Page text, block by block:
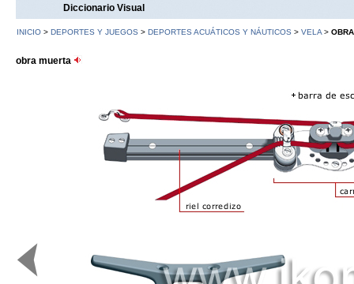
Diccionario Visual
INICIO > DEPORTES Y JUEGOS > DEPORTES ACUÁTICOS Y NÁUTICOS > VELA >
obra muerta